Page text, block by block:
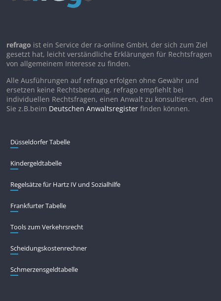
refrago ist ein Service der ra-online GmbH, der sich zum Ziel
gesetzt hat, leicht verständliche Erklärungen für Rechtsfragen
von allgemeinem Interesse zu finden.
Alle Ausführungen auf refrago erfolgen ohne Gewähr und
ersetzen keine Rechtsberatung. refrago empfiehlt bei
individuellen Rechtsfragen, einen Anwalt zu konsultieren, den
Sie z.B.beim Deutschen Anwaltsregister finden können.
Düsseldorfer Tabelle
Kindergeldtabelle
Regelsätze für Hartz IV und Sozialhilfe
Frankfurter Tabelle
Tools zum Verkehrsrecht
Scheidungskostenrechner
Schmerzensgeldtabelle